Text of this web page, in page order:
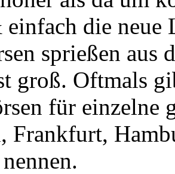
die neue
sprießen aus
groß. Oftmals
für einzelne
Frankfurt,